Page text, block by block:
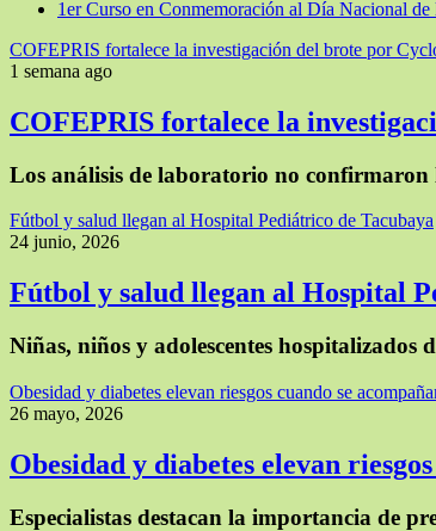
1er Curso en Conmemoración al Día Nacional
COFEPRIS fortalece la investigación del brote por
1 semana ago
COFEPRIS fortalece la
Los análisis de laboratorio no confirmaron
Fútbol y salud llegan al Hospital Pediátrico de Tacubaya
24 junio, 2026
Fútbol y salud llegan al Hospital
Niñas, niños y adolescentes
Obesidad y diabetes elevan riesgos cuando se
26 mayo, 2026
Obesidad y diabetes elevan
Especialistas destacan la importancia de